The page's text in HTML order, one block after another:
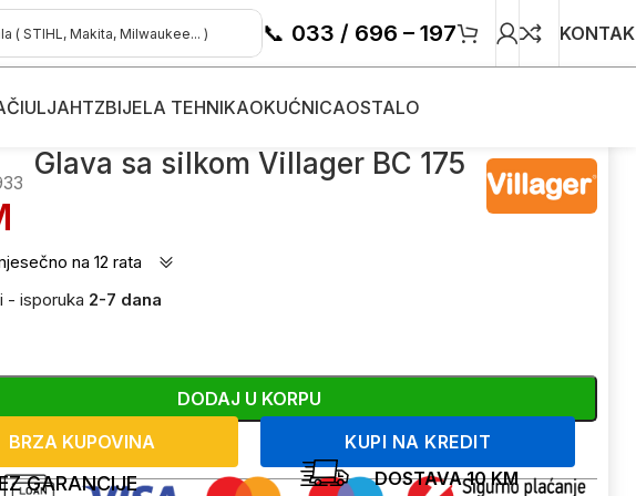
📞 033 / 696 – 197
ULJAHTZBIJELA TEHNIKAOKUĆNICAOSTALO
Glava sa silkom Villager BC 175
na 12 rata
- isporuka 2-7 dana
DODAJ U KORPU
BRZA KUPOVINA
KUPI NA KREDIT
GARANCIJE DOSTAVA 10 KM